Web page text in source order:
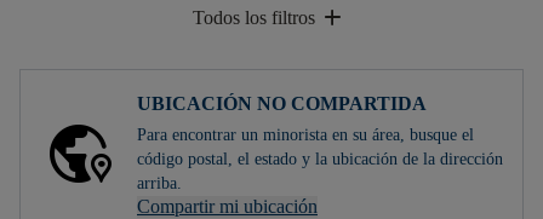
Todos los filtros add
UBICACIÓN NO COMPARTIDA
Para encontrar un minorista en su área, busque el
código postal, el estado y la ubicación de la dirección
arriba.
Compartir mi ubicación